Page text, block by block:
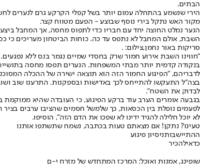
הבתים.
הירי שנשמע בהתחלה עמום יותר בשל קפלי הקרקע גרם לנערים
מקור האש נתקל בירי נוסף שבוצע - הפעם מטווח קצר.
הנער נמלט החוצה יחד עם חבריו כדי לתפוס מחסה, אך המחבל ביצע
השבת, אולם המחבל לא נתפס עד כה. כוחות הביטחון מעריכים כי
סריקות באור נחמן,צילום: .
"חווינו השבת אירוע חמור שרק בחסדי שמיים נגמר בנס ללא
בנקודה קדמית יותר מבתי המשפחות. הנערים תפסו מחסה
בצה"ל התעקשו להתייחס לכך באדישות ובספקנות. התרענו שוב
לבדוק את השטח".
בגבעה אומרים הערב עוד ברקע הפיגוע, כי העובדה שהיא ממוקמת
לפעמים נופלת בין הכסאות, כך שלמשל חסמים שהציבו ערבים בציר
לא יוכל חלילה להגיד ידינו לא שפכו את הדם הזה", הוסיפו.
טעינו? נתקן! אם מצאתם טעות בכתבה, נשמח שתשתפו אותנו
ההתיישבותניסיון פיגוע
כדאילהכיר
שופינג, אמנות ואוכל: המרכז המתחדש של מזרח י-ם